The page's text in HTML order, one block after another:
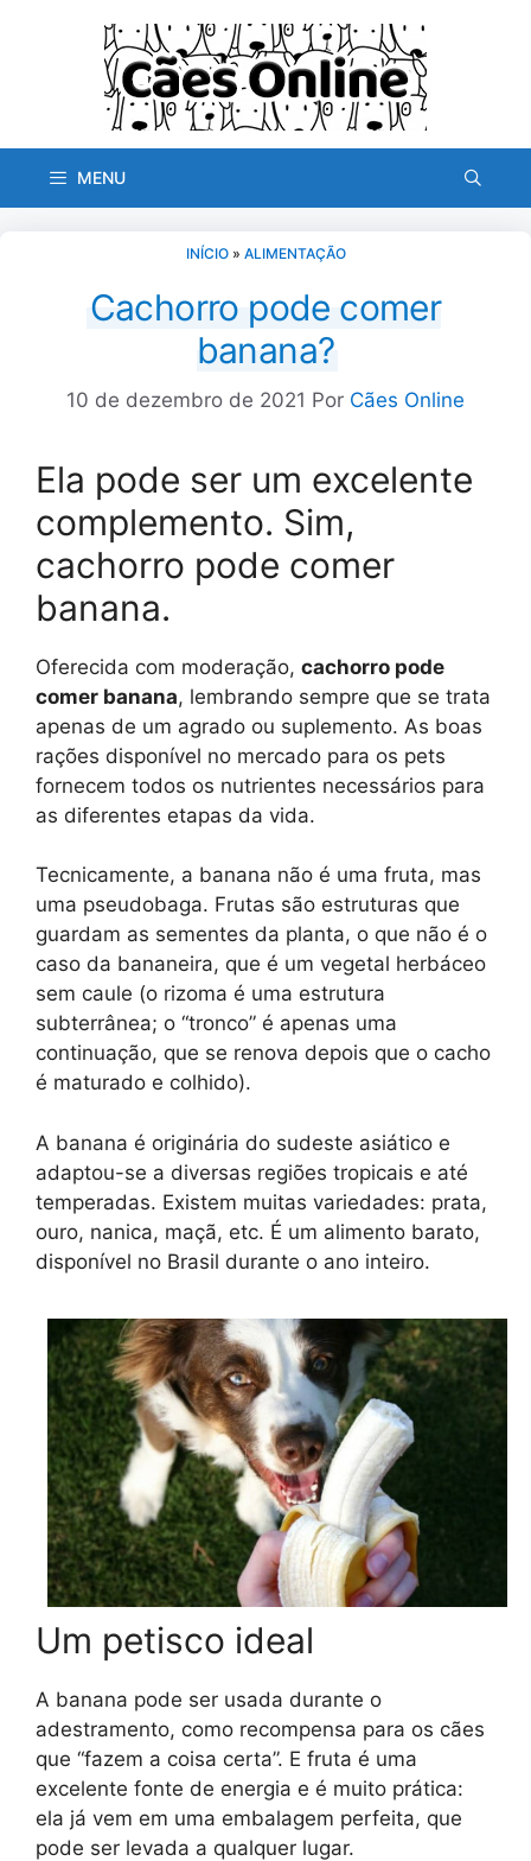
MENU
INÍCIO» ALIMENTAÇÃO
Cachorro pode comer
banana?
10 de dezembro de 2021 Por Cães Online
Ela pode ser um excelente
complemento. Sim,
cachorro pode comer
banana.
Oferecida com moderação, cachorro pode
comer banana, lembrando sempre que se trata
apenas de um agrado ou suplemento. As boas
rações disponível no mercado para os pets
fornecem todos os nutrientes necessários para
as diferentes etapas da vida.
Tecnicamente, a banana não é uma fruta, mas
uma pseudobaga. Frutas são estruturas que
guardam as sementes da planta, o que não é o
caso da bananeira, que é um vegetal herbáceo
sem caule (o rizoma é uma estrutura
subterrânea; o “tronco” é apenas uma
continuação, que se renova depois que o cacho
é maturado e colhido).
A banana é originária do sudeste asiático e
adaptou-se a diversas regiões tropicais e até
temperadas. Existem muitas variedades: prata,
ouro, nanica, maçã, etc. É um alimento barato,
disponível no Brasil durante o ano inteiro.
Um petisco ideal
A banana pode ser usada durante o
adestramento, como recompensa para os cães
que “fazem a coisa certa”. E fruta é uma
excelente fonte de energia e é muito prática:
ela já vem em uma embalagem perfeita, que
pode ser levada a qualquer lugar.